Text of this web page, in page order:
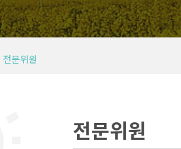
전문위원
전문위원